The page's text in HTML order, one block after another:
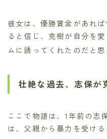
彼女は、優勝賞金があれ
ると信じ、克樹が自分を
ムに誘ってくれたのだと
壮絶な過去、志保が
ここで物語は、1年前の志
は、父親から暴力を受け